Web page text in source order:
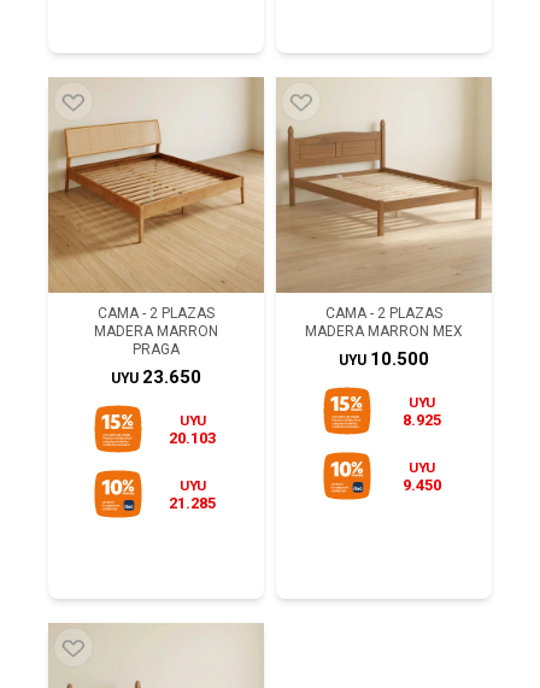
CAMA - 2 PLAZAS
MADERA MARRON
PRAGA
UYU 23.650
UYU
20.103
UYU
21.285
CAMA - 2 PLAZAS
MADERA MARRON MEX
UYU 10.500
UYU
8.925
UYU
9.450